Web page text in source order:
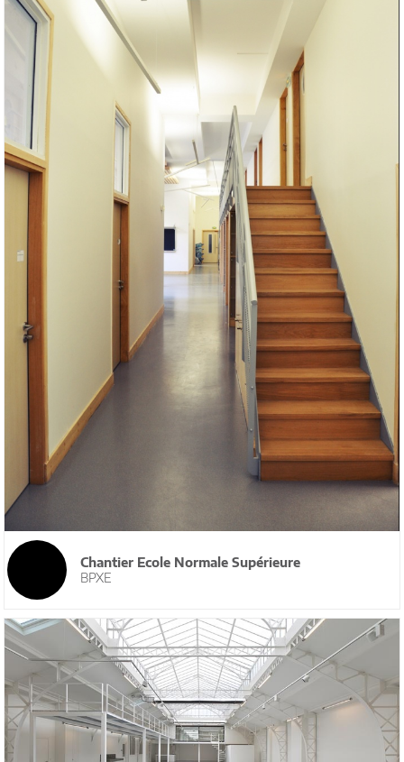
Chantier Ecole Normale Supérieure
BPXE